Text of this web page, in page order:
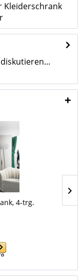
Kleiderschrank
4-trg.